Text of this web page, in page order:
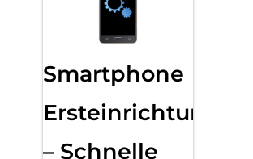
Smartphone
Ersteinrichtung
– Schnelle